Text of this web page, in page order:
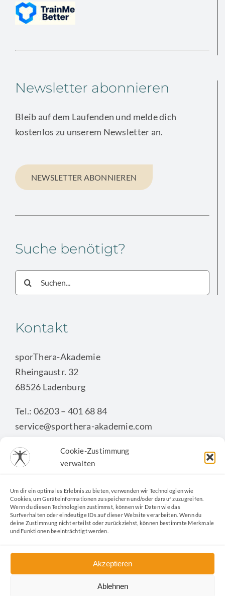
Cookie-Zustimmung
verwalten
Um dir ein optimales Erlebnis zu bieten, verwenden wir Technologien wie
Cookies, um Geräteinformationen zu speichern und/oder darauf zuzugreifen.
Wenn du diesen Technologien zustimmst, können wir Daten wie das
Surfverhalten oder eindeutige IDs auf dieser Website verarbeiten. Wenn du
deine Zustimmung nicht erteilst oder zurückziehst, können bestimmte Merkmale
und Funktionen beeinträchtigt werden.
Akzeptieren
Ablehnen
Newsletter abonnieren
Bleib auf dem Laufenden und melde dich
kostenlos zu unserem Newsletter an.
NEWSLETTER ABONNIEREN
Suche benötigt?
Suche
nach:
Kontakt
sporThera-Akademie
Rheingaustr. 32
68526 Ladenburg
Tel.: 06203 – 401 68 84
service@sporthera-akademie.com
Impressum|